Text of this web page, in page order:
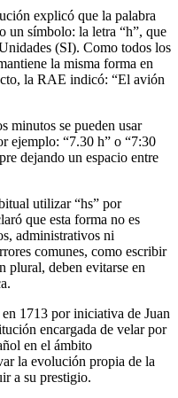
explicó que la palabra
un símbolo: la letra “h”, que
(SI). Como todos los
la misma forma en
la RAE indicó: “El avión
minutos se pueden usar
ejemplo: “7.30 h” o “7:30
dejando un espacio entre
utilizar “hs” por
que esta forma no es
administrativos ni
comunes, como escribir
plural, deben evitarse en
1713 por iniciativa de Juan
encargada de velar por
en el ámbito
la evolución propia de la
a su prestigio.